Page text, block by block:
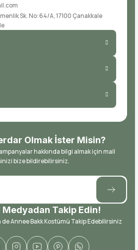
Sk. No: 64/A, 17100 Çanakkale
Olmak İster Misin?
hakkında bilgi almak için mail
bize bildirebilirsiniz.
Medyadan Takip Edin!
Annee Bakk Kostümü Takip Edebilirsiniz